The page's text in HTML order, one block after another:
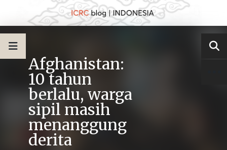
Afghanistan:
10 tahun
berlalu, warga
sipil masih
menanggung
derita